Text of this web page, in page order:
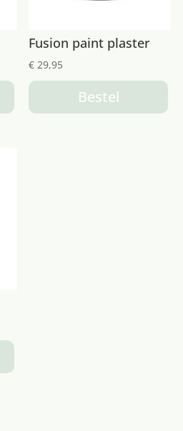
Fusion paint plaster
€ 29,95
Bestel